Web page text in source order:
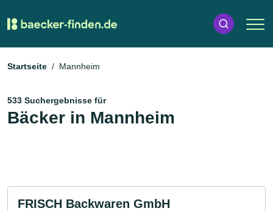
Startseite Mannheim
533 Suchergebnisse für
Bäcker in Mannheim
FRISCH Backwaren GmbH